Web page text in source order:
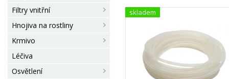
Filtry vnitřní
Hnojiva na rostliny
Krmivo
Léčiva
Osvětlení
skladem